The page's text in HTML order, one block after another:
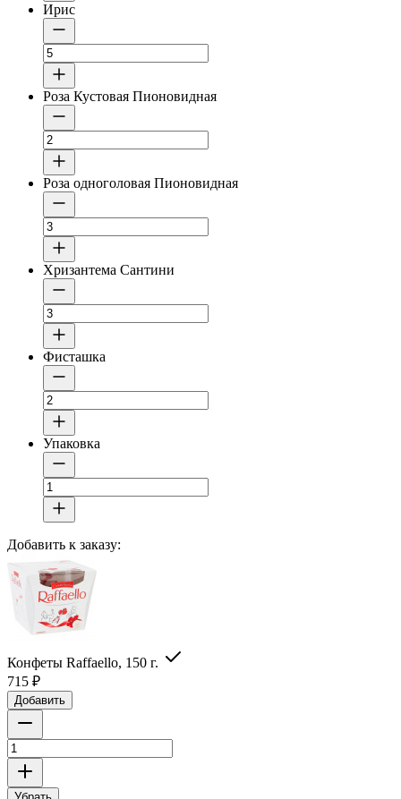
Ирис
Роза Кустовая Пионовидная
Роза одноголовая Пионовидная
Хризантема Сантини
Фисташка
Упаковка
Добавить к заказу:
Конфеты Raffaello, 150 г.
715 ₽
Добавить